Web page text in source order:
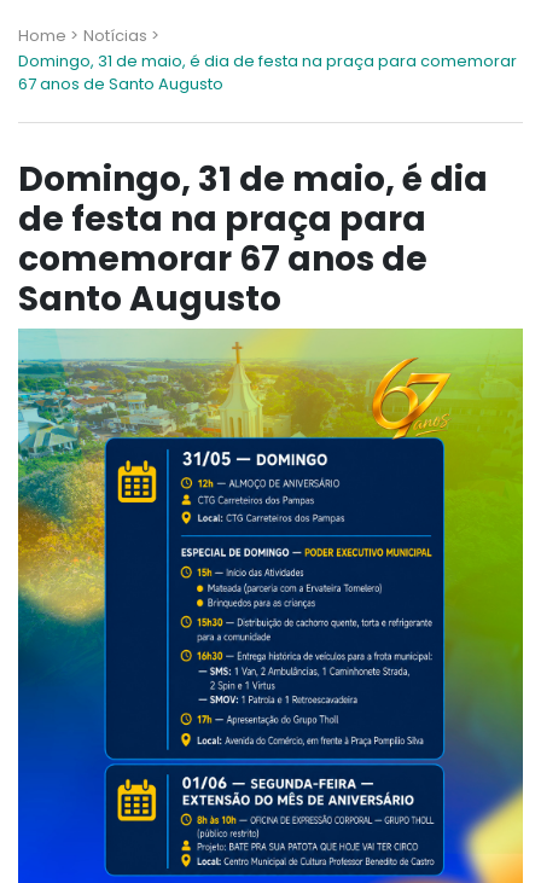
Home > Notícias >
Domingo, 31 de maio, é dia de festa na praça para comemorar
67 anos de Santo Augusto
Domingo, 31 de maio, é dia
de festa na praça para
comemorar 67 anos de
Santo Augusto